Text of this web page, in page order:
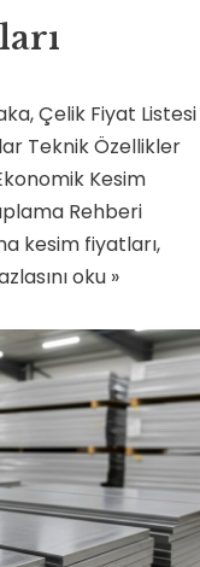
Çelik Fiyat Listesi
Teknik Özellikler
Kesim
Rehberi
kesim fiyatları,
oku »